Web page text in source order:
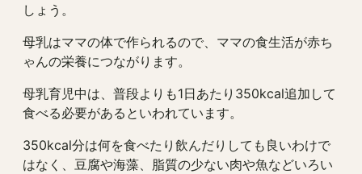
しょう。
母乳はママの体で作られるので、ママの食生活が赤ち
ゃんの栄養につながります。
母乳育児中は、普段よりも1日あたり350kcal追加して
食べる必要があるといわれています。
350kcal分は何を食べたり飲んだりしても良いわけで
はなく、豆腐や海藻、脂質の少ない肉や魚などいろい